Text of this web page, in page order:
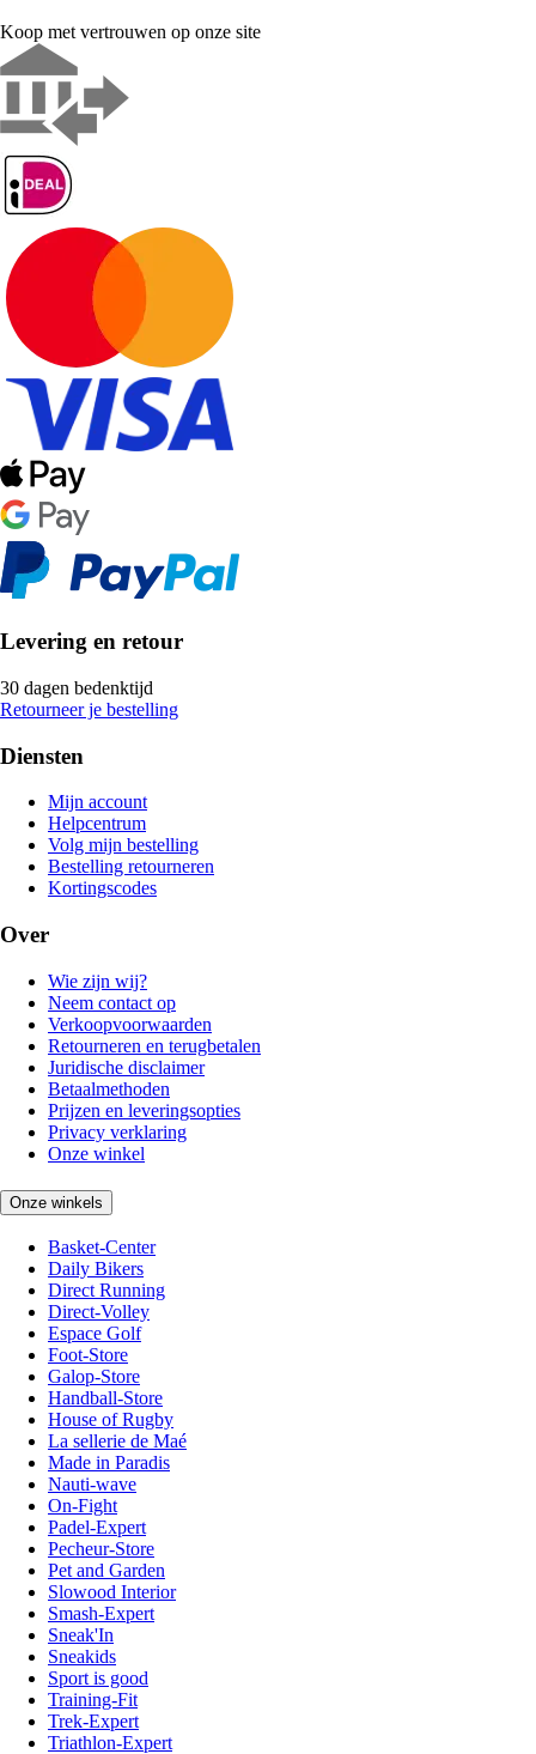
Koop met vertrouwen op onze site
Levering en retour
30 dagen bedenktijd
Retourneer je bestelling
Diensten
Mijn account
Helpcentrum
Volg mijn bestelling
Bestelling retourneren
Kortingscodes
Over
Wie zijn wij?
Neem contact op
Verkoopvoorwaarden
Retourneren en terugbetalen
Juridische disclaimer
Betaalmethoden
Prijzen en leveringsopties
Privacy verklaring
Onze winkel
Onze winkels
Basket-Center
Daily Bikers
Direct Running
Direct-Volley
Espace Golf
Foot-Store
Galop-Store
Handball-Store
House of Rugby
La sellerie de Maé
Made in Paradis
Nauti-wave
On-Fight
Padel-Expert
Pecheur-Store
Pet and Garden
Slowood Interior
Smash-Expert
Sneak'In
Sneakids
Sport is good
Training-Fit
Trek-Expert
Triathlon-Expert